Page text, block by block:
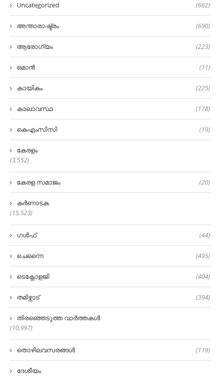
Uncategorized (662)
അന്താരാഷ്ട്രം (690)
ആരോഗ്യം (223)
ഒമാൻ (11)
കായികം (225)
കാലാവസ്ഥ (178)
കെഎംസിസി (19)
കേരളം
(3,552)
കേരള സമാജം (20)
കർണാടക
(15,523)
ഗൾഫ് (44)
ചെന്നൈ (495)
ടെക്നോളജി (404)
തമിഴ്നാട് (394)
തിരഞ്ഞെടുത്ത വാർത്തകൾ
(10,997)
തൊഴിലവസരങ്ങൾ (119)
ദേശീയം